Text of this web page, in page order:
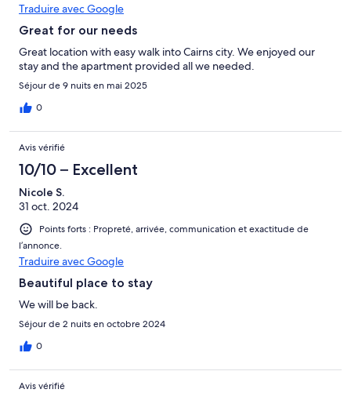
Traduire avec Google
Great for our needs
Great location with easy walk into Cairns city. We enjoyed our
stay and the apartment provided all we needed.
Séjour de 9 nuits en mai 2025
0
Avis vérifié
10/10 – Excellent
Nicole S.
31 oct. 2024
Points forts : Propreté, arrivée, communication et exactitude de
l’annonce.
Traduire avec Google
Beautiful place to stay
We will be back.
Séjour de 2 nuits en octobre 2024
0
Avis vérifié